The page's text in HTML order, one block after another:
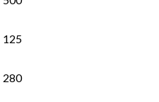
125
280